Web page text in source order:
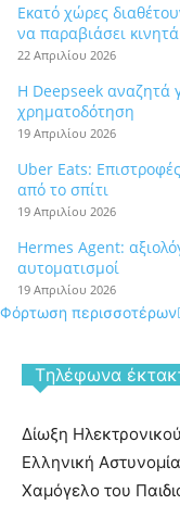
Εκατό χώρες
να παραβιάσει
22 Απριλίου 2026
Η Deepseek αναζητά
χρηματοδότηση
19 Απριλίου 2026
Uber Eats:
από το σπίτι
19 Απριλίου 2026
Hermes Agent:
αυτοματισμοί
19 Απριλίου 2026
Φόρτωση περισσοτέρων
Tηλέφωνα
Δίωξη
Ελληνική
Χαμόγελο του